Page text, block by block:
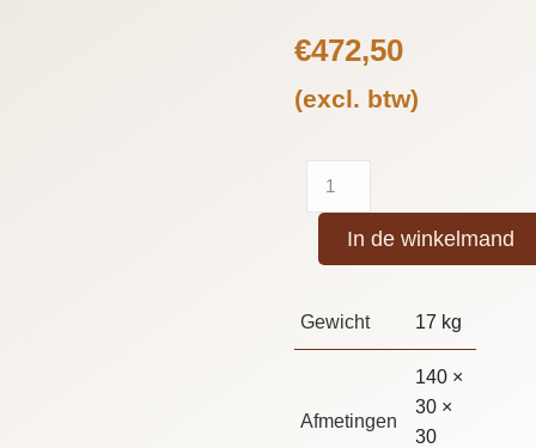
€472,50
(excl. btw)
In de winkelmand
Gewicht 17 kg
Afmetingen
140 ×
30 ×
30